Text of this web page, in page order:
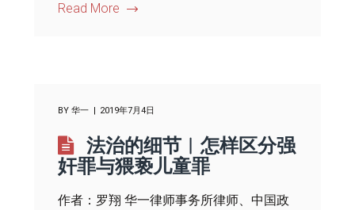
Read More
BY 华一 2019年7月4日
法治的细节︱怎样区分强
奸罪与猥亵儿童罪
作者：罗翔 华一律师事务所律师、中国政